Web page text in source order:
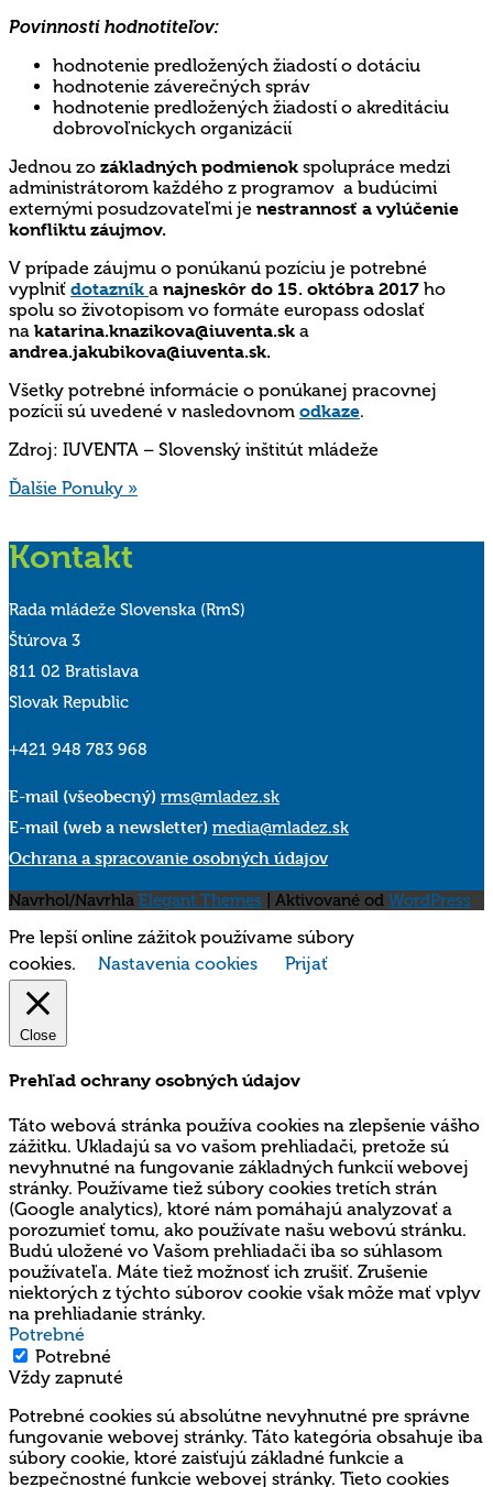
Povinnosti hodnotiteľov:
hodnotenie predložených žiadostí o dotáciu
hodnotenie záverečných správ
hodnotenie predložených žiadostí o akreditáciu
dobrovoľníckych organizácií
Jednou zo základných podmienok spolupráce medzi
administrátorom každého z programov a budúcimi
externými posudzovateľmi je nestrannosť a vylúčenie
konfliktu záujmov.
V prípade záujmu o ponúkanú pozíciu je potrebné
vyplniť dotazník a najneskôr do 15. októbra 2017 ho
spolu so životopisom vo formáte europass odoslať
na katarina.knazikova@iuventa.sk a
andrea.jakubikova@iuventa.sk.
Všetky potrebné informácie o ponúkanej pracovnej
pozícii sú uvedené v nasledovnom odkaze.
Zdroj: IUVENTA – Slovenský inštitút mládeže
Ďalšie Ponuky »
Kontakt
Rada mládeže Slovenska (RmS)
Štúrova 3
811 02 Bratislava
Slovak Republic
+421 948 783 968
E-mail (všeobecný) rms@mladez.sk
E-mail (web a newsletter) media@mladez.sk
Ochrana a spracovanie osobných údajov
Navrhol/Navrhla Elegant Themes | Aktivované od WordPress
Pre lepší online zážitok používame súbory
cookies.
Nastavenia cookies Prijať
Close
Prehľad ochrany osobných údajov
Táto webová stránka používa cookies na zlepšenie vášho
zážitku. Ukladajú sa vo vašom prehliadači, pretože sú
nevyhnutné na fungovanie základných funkcií webovej
stránky. Používame tiež súbory cookies tretích strán
(Google analytics), ktoré nám pomáhajú analyzovať a
porozumieť tomu, ako používate našu webovú stránku.
Budú uložené vo Vašom prehliadači iba so súhlasom
používateľa. Máte tiež možnosť ich zrušiť. Zrušenie
niektorých z týchto súborov cookie však môže mať vplyv
na prehliadanie stránky.
Potrebné
Potrebné
Vždy zapnuté
Potrebné cookies sú absolútne nevyhnutné pre správne
fungovanie webovej stránky. Táto kategória obsahuje iba
súbory cookie, ktoré zaisťujú základné funkcie a
bezpečnostné funkcie webovej stránky. Tieto cookies